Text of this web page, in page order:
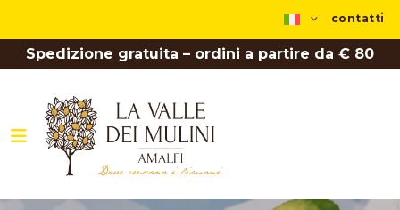
contatti
Spedizione gratuita – ordini a partire da € 80